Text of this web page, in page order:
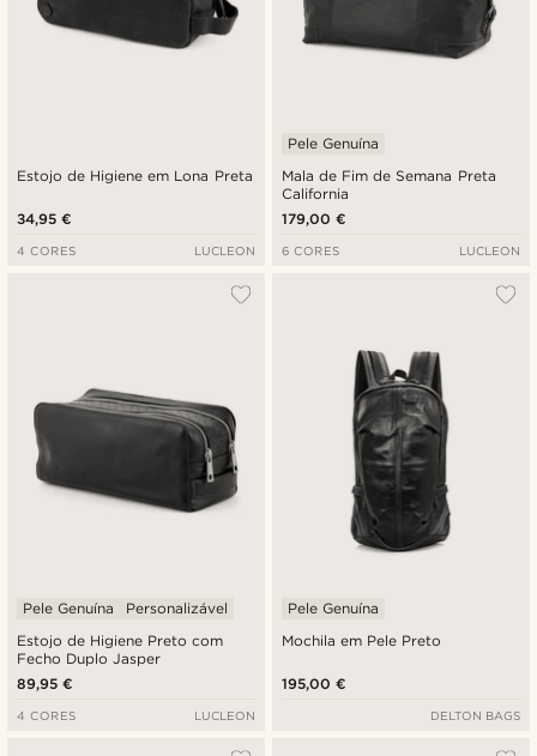
Estojo de Higiene em Lona Preta
34,95 €
4 CORES LUCLEON
Mala de Fim de Semana Preta
California
Pele Genuína
179,00 €
6 CORES LUCLEON
Estojo de Higiene Preto com
Fecho Duplo Jasper
Pele Genuína Personalizável
89,95 €
4 CORES LUCLEON
Mochila em Pele Preto
Pele Genuína
195,00 €
DELTON BAGS